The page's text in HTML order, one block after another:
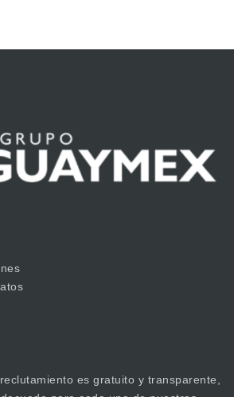
es gratuito y transparente,